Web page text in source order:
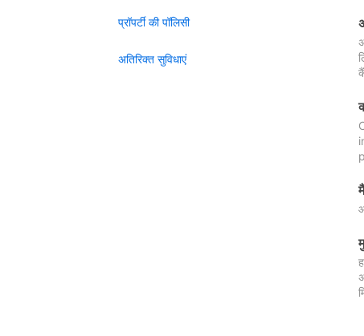
प्रॉपर्टी की पॉलिसी
अतिरिक्त सुविधाएं